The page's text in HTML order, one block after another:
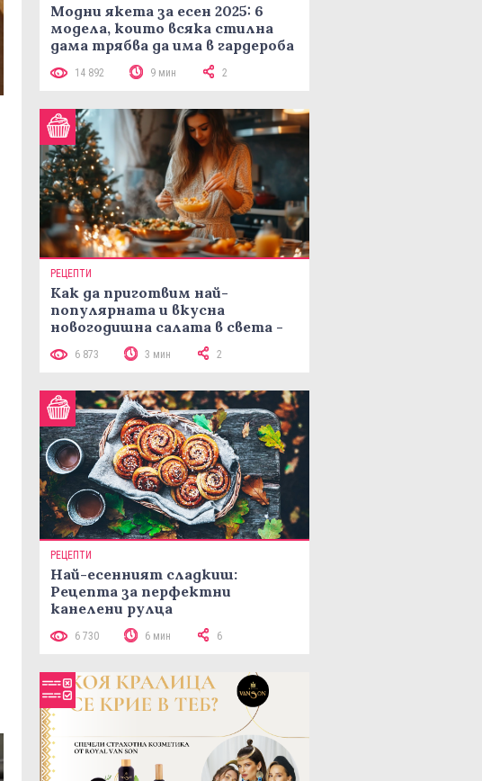
Модни якета за есен 2025: 6
модела, които всяка стилна
дама трябва да има в гардероба
14 892 9 мин 2
РЕЦЕПТИ
Как да приготвим най-
популярната и вкусна
новогодишна салата в света -
рецепта Мимоза
6 873 3 мин 2
РЕЦЕПТИ
Най-есенният сладкиш:
Рецепта за перфектни
канелени рулца
6 730 6 мин 6